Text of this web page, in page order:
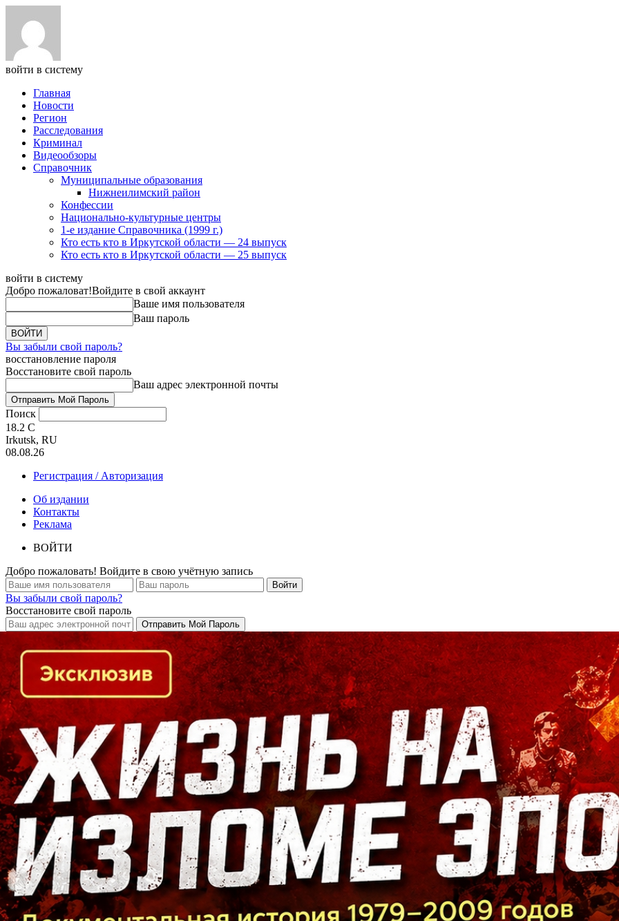
войти в систему
Главная
Новости
Регион
Расследования
Криминал
Видеообзоры
Справочник
Муниципальные образования
Нижнеилимский район
Конфессии
Национально-культурные центры
1-е издание Справочника (1999 г.)
Кто есть кто в Иркутской области — 24 выпуск
Кто есть кто в Иркутской области — 25 выпуск
войти в систему
Добро пожаловат!Войдите в свой аккаунт
Ваше имя пользователя
Ваш пароль
Вы забыли свой пароль?
восстановление пароля
Восстановите свой пароль
Ваш адрес электронной почты
Поиск
18.2 C
Irkutsk, RU
08.08.26
Регистрация / Авторизация
Об издании
Контакты
Реклама
ВОЙТИ
Добро пожаловать! Войдите в свою учётную запись
Вы забыли свой пароль?
Восстановите свой пароль
Кто есть кто в Байкальском регионе